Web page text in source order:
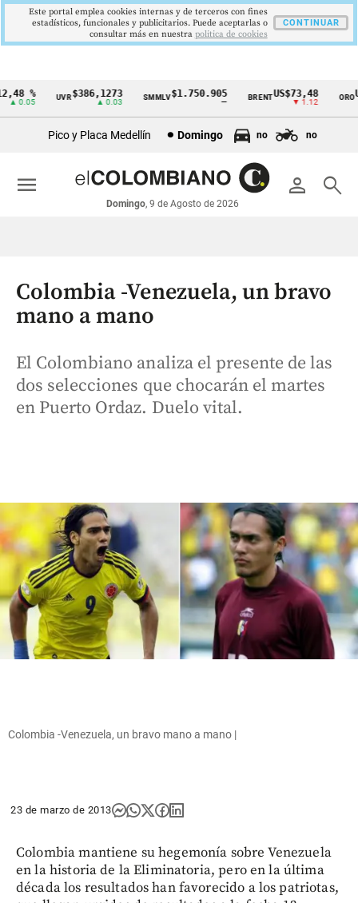
Cintillo
económicos
Colombia
%
0.05
UVR$386,1273
▲ 0.03
SMMLV$1.750.905 BRENTUS$73,48
▼ 1.12
ORO
Pico y Placa Medellín Domingo no no
person search
Domingo, 9 de Agosto de 2026
menu
Colombia -Venezuela, un bravo
mano a mano
El Colombiano analiza el presente de las
dos selecciones que chocarán el martes
en Puerto Ordaz. Duelo vital.
Colombia -Venezuela, un bravo mano a mano |
23 de marzo de 2013
Colombia mantiene su hegemonía sobre Venezuela
en la historia de la Eliminatoria, pero en la última
década los resultados han favorecido a los patriotas,
Este portal emplea cookies internas y de terceros con fines
estadísticos, funcionales y publicitarios. Puede aceptarlas o
consultar más en nuestra politica de cookies
CONTINUAR